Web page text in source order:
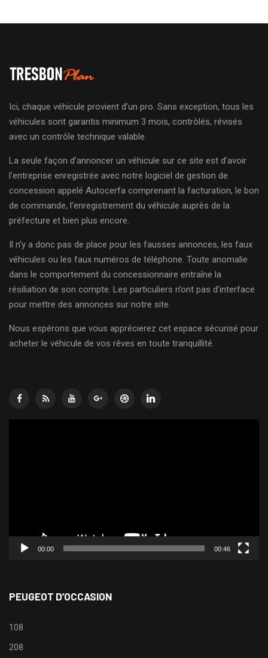
Ici, chaque véhicule provient d’un pro. Sans exception, tous les
véhicules sont garantis minimum 3 mois, contrôlés, révisés
avec un contrôle technique valable.
La seule façon d’annoncer un véhicule sur ce site est d’avoir
l’entreprise enregistrée avec notre logiciel de gestion de
concession appelé Autocerfa comprenant la facturation, le bon
de commande, l’enregistrement du véhicule auprès de la
préfecture et bien plus encore.
Il n’y a donc pas de place pour les fausses annonces, les faux
véhicules ou les faux numéros de téléphone. Toute anomalie
dans le comportement du concessionnaire entraîne la
résiliation de son compte. Les particuliers n’ont pas d’interface
pour mettre des annonces sur notre site.
Nous espérons que vous apprécierez cet espace sécurisé pour
acheter le véhicule de vos rêves en toute tranquillité.
00:00 00:46
PEUGEOT D’OCCASION
108
208